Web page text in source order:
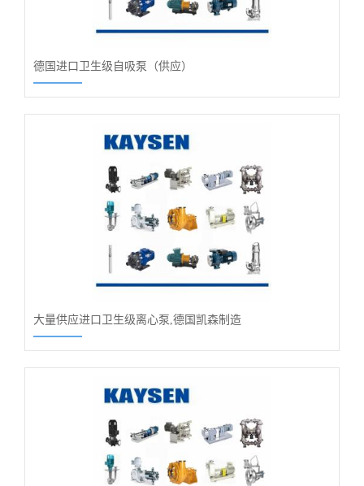
德国进口卫生级自吸泵（供应）
大量供应进口卫生级离心泵,德国凯森制造